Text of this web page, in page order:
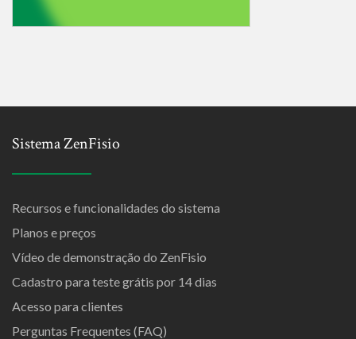
Sistema ZenFisio
Recursos e funcionalidades do sistema
Planos e preços
Vídeo de demonstração do ZenFisio
Cadastro para teste grátis por 14 dias
Acesso para clientes
Perguntas Frequentes (FAQ)